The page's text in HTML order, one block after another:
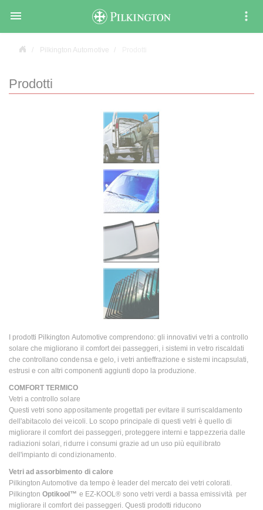

Pilkington Automotive
Prodotti
I prodotti Pilkington Automotive comprendono: gli innovativi vetri a controllo
solare che migliorano il comfort dei passeggeri, i sistemi in vetro riscaldati
che controllano condensa e gelo, i vetri antieffrazione e sistemi incapsulati,
estrusi e con altri componenti aggiunti dopo la produzione.
COMFORT TERMICO
Vetri a controllo solare
Questi vetri sono appositamente progettati per evitare il surriscaldamento
dell'abitacolo dei veicoli. Lo scopo principale di questi vetri è quello di
migliorare il comfort dei passeggeri, proteggere interni e tappezzeria dalle
radiazioni solari, ridurre i consumi grazie ad un uso più equilibrato
dell'impianto di condizionamento.
Vetri ad assorbimento di calore
Pilkington Automotive da tempo è leader del mercato dei vetri colorati.
PilkingtonOptikool™ e EZ-KOOL® sono vetri verdi a bassa emissività per
migliorare il comfort dei passeggeri. Questi prodotti riducono